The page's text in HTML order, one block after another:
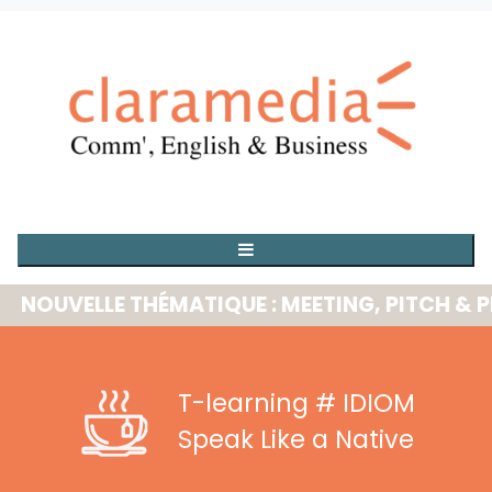
THÉMATIQUE : MEETING, PITCH &
T-learning # IDIOM
Speak Like a Native